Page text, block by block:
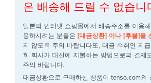
은 배송해 드릴 수 없습니
일본의 인터넷 쇼핑몰에서 배송주소를 이용
용하시려는 분들은 [대금상환] 이나 [후불]을
지 않도록 주의 바랍니다또, 대금 수취인 지
희 회사가 대신에 지불하는 방법으로의 결제
주의 바랍니다.
대금상환으로 구매하신 상품이 tenso.com의